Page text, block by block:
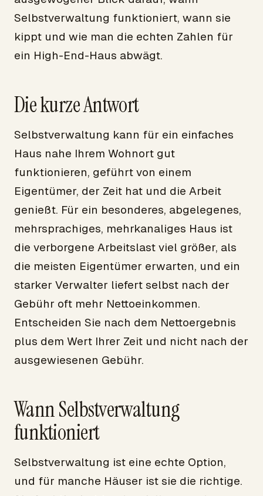
Selbstverwaltung funktioniert, wann sie
kippt und wie man die echten Zahlen für
ein High-End-Haus abwägt.
Die kurze Antwort
Selbstverwaltung kann für ein einfaches
Haus nahe Ihrem Wohnort gut
funktionieren, geführt von einem
Eigentümer, der Zeit hat und die Arbeit
genießt. Für ein besonderes, abgelegenes,
mehrsprachiges, mehrkanaliges Haus ist
die verborgene Arbeitslast viel größer, als
die meisten Eigentümer erwarten, und ein
starker Verwalter liefert selbst nach der
Gebühr oft mehr Nettoeinkommen.
Entscheiden Sie nach dem Nettoergebnis
plus dem Wert Ihrer Zeit und nicht nach der
ausgewiesenen Gebühr.
Wann Selbstverwaltung
funktioniert
Selbstverwaltung ist eine echte Option,
und für manche Häuser ist sie die richtige.